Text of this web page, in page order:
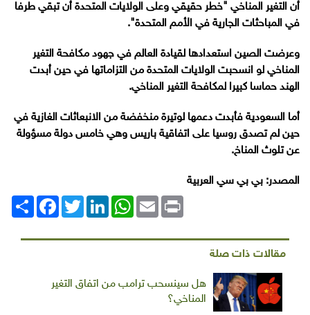
أن التغير المناخي "خطر حقيقي وعلى الولايات المتحدة أن تبقي طرفا
في المباحثات الجارية في الأمم المتحدة".
وعرضت الصين استعدادها لقيادة العالم في جهود مكافحة التغير
المناخي لو انسحبت الولايات المتحدة من التزاماتها في حين أبدت
الهند حماسا كبيرا لمكافحة التغير المناخي.
أما السعودية فأبدت دعمها لوتيرة منخفضة من الانبعاثات الغازية في
حين لم تصدق روسيا على اتفاقية باريس وهي خامس دولة مسؤولة
عن تلوث المناخ.
المصدر: بي بي سي العربية
انشر
FacebookTwitterLinkedIn
WhatsAppEmail Print
مقالات ذات صلة
هل سينسحب ترامب من اتفاق التغير
المناخي؟